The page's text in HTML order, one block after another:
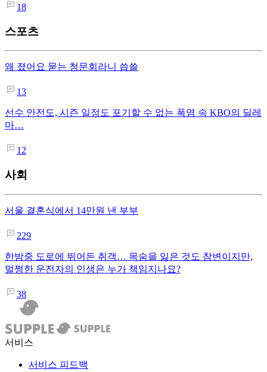
18
스포츠
왜 졌어요 묻는 청문회라니 씁쓸
13
선수 안전도, 시즌 일정도 포기할 수 없는 폭염 속 KBO의 딜레
마…
12
사회
서울 결혼식에서 14만원 낸 부부
229
한밤중 도로에 뛰어든 취객… 목숨을 잃은 것도 참변이지만,
멀쩡한 운전자의 인생은 누가 책임지나요?
38
서비스
서비스 피드백